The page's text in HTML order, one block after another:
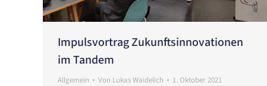
Impulsvortrag Zukunftsinnovationen
im Tandem
Allgemein Von Lukas Waidelich 1. Oktober 2021